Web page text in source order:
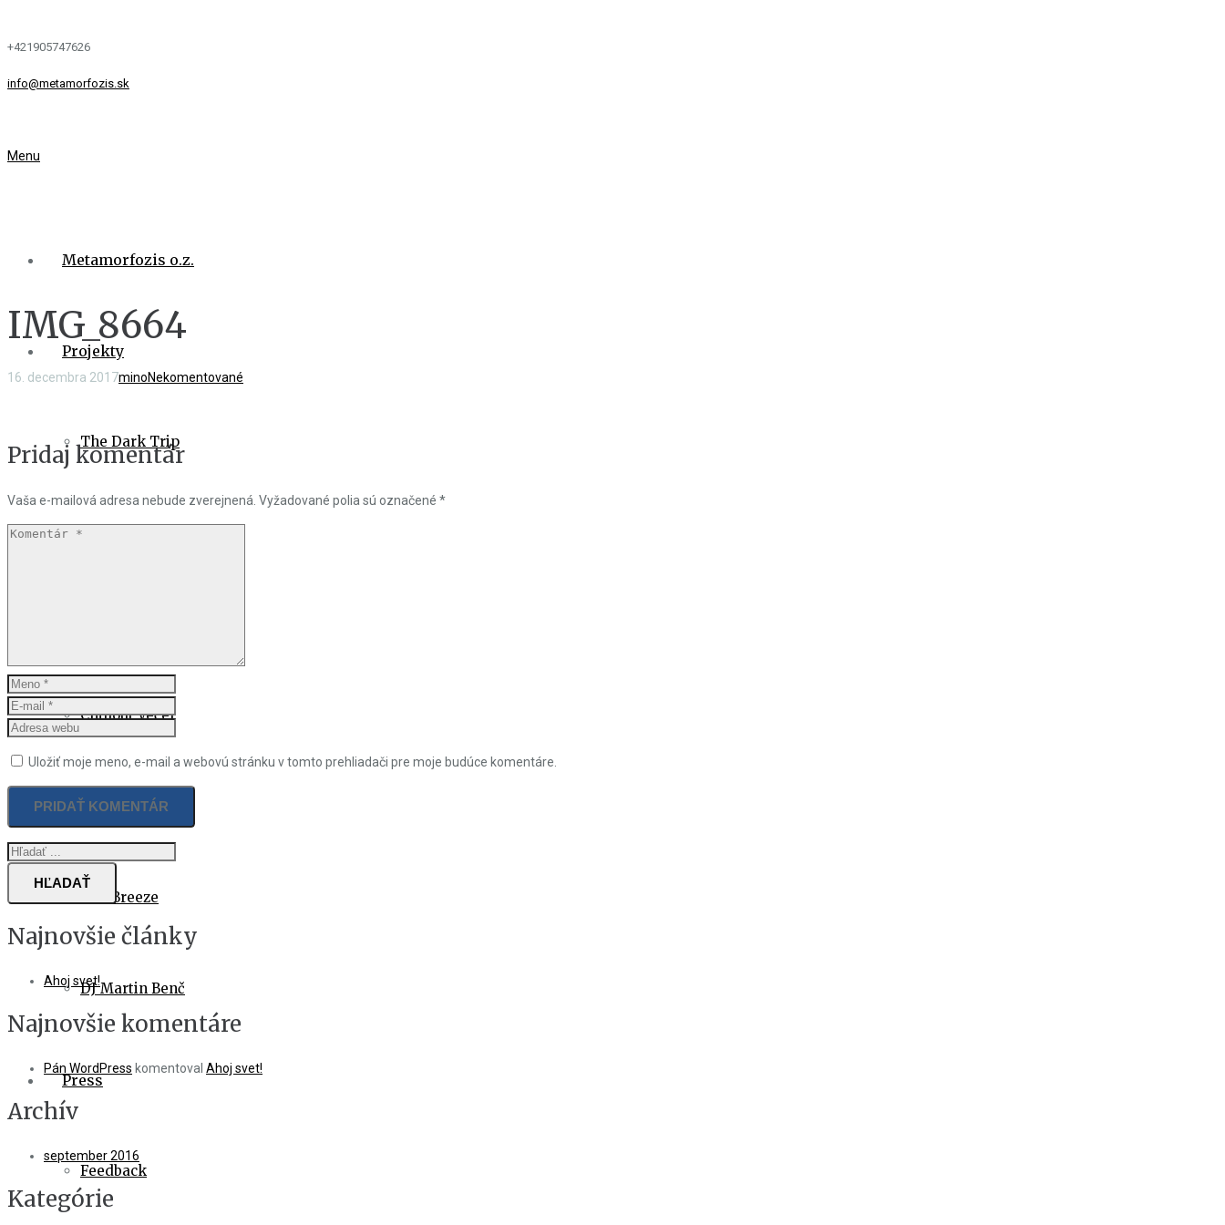
+421905747626
info@metamorfozis.sk
Menu
Metamorfozis o.z.
Projekty
The Dark Trip
After Párty
Chillout Večer
Hudba
The Breeze
DJ Martin Benč
Press
Feedback
IMG_8664
16. decembra 2017minoNekomentované
Pridaj komentár
Vaša e-mailová adresa nebude zverejnená. Vyžadované polia sú označené *
Uložiť moje meno, e-mail a webovú stránku v tomto prehliadači pre moje budúce komentáre.
HĽADAŤ
Najnovšie články
Ahoj svet!
Najnovšie komentáre
Pán WordPress komentoval Ahoj svet!
Archív
september 2016
Kategórie